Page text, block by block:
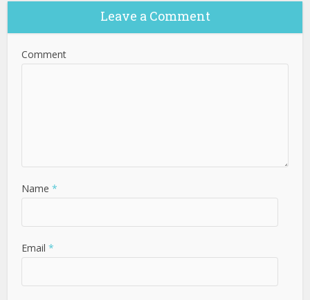
Leave a Comment
Comment
Name *
Email *